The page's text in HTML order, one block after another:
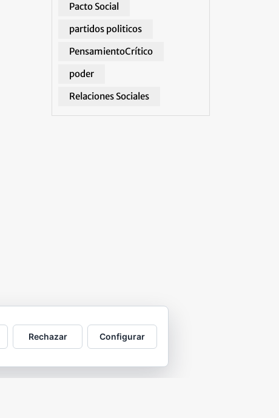
Pacto Social
partidos politicos
PensamientoCrítico
poder
Relaciones Sociales
Rechazar Configurar